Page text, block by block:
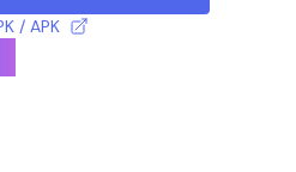
/ APK